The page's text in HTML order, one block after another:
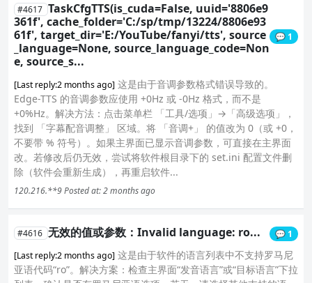
#4617 TaskCfgTTS(is_cuda=False, uuid='8806e9
361f', cache_folder='C:/sp/tmp/13224/8806e93
61f', target_dir='E:/YouTube/fanyi/tts', source
_language=None, source_language_code=Non
e, source_s...
💬 1
[Last reply:2 months ago] 这是由于音调参数格式错误导致的。
Edge-TTS 的音调参数应使用 +0Hz 或 -0Hz 格式，而不是
+0%Hz。解决方法：点击菜单栏 「工具/选项」→「高级选项」，
找到 「字幕配音调整」 区域。将 「音调+」 的值改为 0（或 +0，
不要带 % 符号）。如果主界面已显示音调参数，可直接在主界面
改。若修改后仍无效，尝试将软件根目录下的 set.ini 配置文件删
除（软件会重新生成），再重启软件...
120.216.**9Posted at: 2 months ago
#4616 无效的值或参数：Invalid language: ro...
💬 1
[Last reply:2 months ago] 这是由于软件的语言列表中不支持罗马尼
亚语代码“ro”。解决方案：检查主界面“发音语言”或“目标语言”下拉